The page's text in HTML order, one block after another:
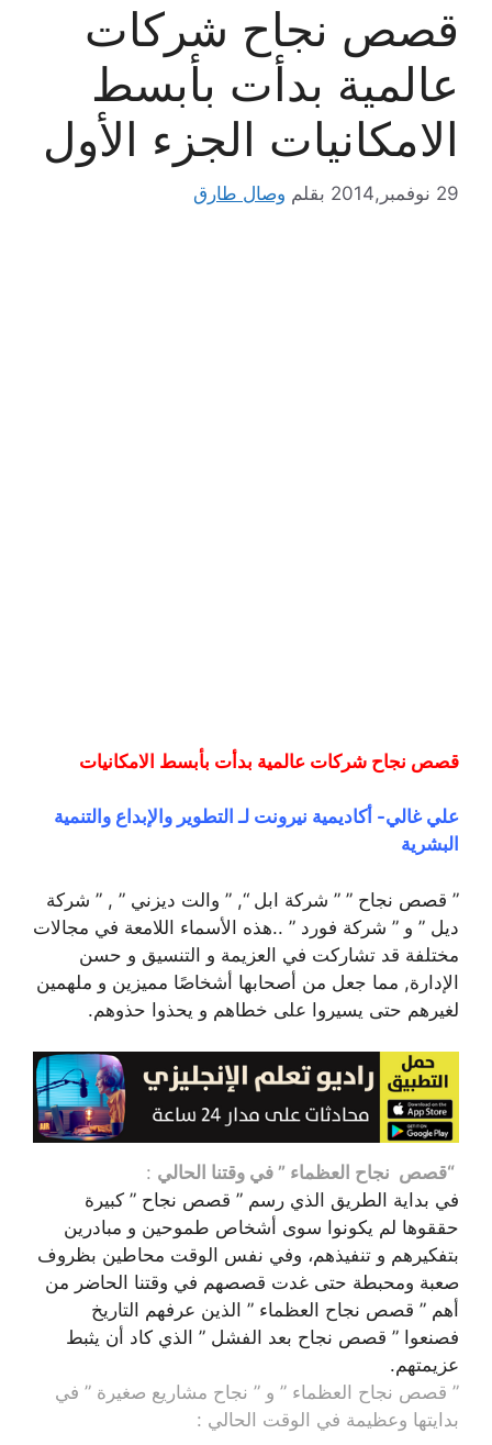
قصص نجاح شركات
عالمية بدأت بأبسط
الامكانيات الجزء الأول
29 نوفمبر,2014 بقلم وصال طارق
قصص نجاح شركات عالمية بدأت بأبسط الامكانيات
علي غالي- أكاديمية نيرونت لـ التطوير والإبداع والتنمية
البشرية
” قصص نجاح ” ” شركة ابل “, ” والت ديزني ” , ” شركة
ديل ” و ” شركة فورد ” ..هذه الأسماء اللامعة في مجالات
مختلفة قد تشاركت في العزيمة و التنسيق و حسن
الإدارة, مما جعل من أصحابها أشخاصًا مميزين و ملهمين
لغيرهم حتى يسيروا على خطاهم و يحذوا حذوهم.
“قصص نجاح العظماء ” في وقتنا الحالي :
في بداية الطريق الذي رسم ” قصص نجاح ” كبيرة
حققوها لم يكونوا سوى أشخاص طموحين و مبادرين
بتفكيرهم و تنفيذهم، وفي نفس الوقت محاطين بظروف
صعبة ومحبطة حتى غدت قصصهم في وقتنا الحاضر من
أهم ” قصص نجاح العظماء ” الذين عرفهم التاريخ
فصنعوا ” قصص نجاح بعد الفشل ” الذي كاد أن يثبط
عزيمتهم.
” قصص نجاح العظماء ” و ” نجاح مشاريع صغيرة ” في
بدايتها وعظيمة في الوقت الحالي :